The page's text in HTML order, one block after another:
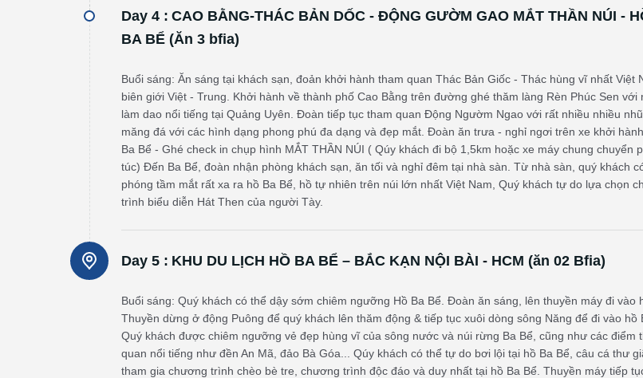
Day 4 : CAO BẰNG-THÁC BẢN DỐC - ĐỘNG GƯỜM GAO MẮT THẦN NÚI -
BA BỂ (Ăn 3 bfia)
Buổi sáng: Ăn sáng tại khách sạn, đoản khởi hành tham quan Thác Bản Giốc - Thác hùng vĩ nhất Việt
biên giới Việt - Trung. Khởi hành về thành phố Cao Bằng trên đường ghé thăm làng Rèn Phúc Sen với
làm dao nổi tiếng tại Quảng Uyên. Đoàn tiếp tục tham quan Động Ngườm Ngao với rất nhiều nhiều
măng đá với các hình dạng phong phú đa dạng và đẹp mắt. Đoàn ăn trưa - nghỉ ngơi trên xe khởi
Ba Bể - Ghé check in chụp hình MẮT THẦN NÚI ( Qúy khách đi bộ 1,5km hoặc xe máy chung chuyển
túc) Đến Ba Bể, đoàn nhận phòng khách sạn, ăn tối và nghỉ đêm tại nhà sàn. Từ nhà sàn, quý khách
phóng tầm mắt rất xa ra hồ Ba Bể, hồ tự nhiên trên núi lớn nhất Việt Nam, Quý khách tự do lựa chọn
trình biểu diễn Hát Then của người Tày.
Day 5 : KHU DU LỊCH HỒ BA BỂ – BẮC KẠN NỘI BÀI - HCM (ăn 02 Bfia)
Buổi sáng: Quý khách có thể dậy sớm chiêm ngưỡng Hồ Ba Bể. Đoàn ăn sáng, lên thuyền máy đi vào
Thuyền dừng ở động Puông để quý khách lên thăm động & tiếp tục xuôi dòng sông Năng để đi vào hồ
Quý khách được chiêm ngưỡng vẻ đẹp hùng vĩ của sông nước và núi rừng Ba Bể, cũng như các điểm
quan nổi tiếng như đền An Mã, đảo Bà Góa... Qúy khách có thể tự do bơi lội tại hồ Ba Bể, câu cá thư
tham gia chương trình chèo bè tre, chương trình độc đáo và duy nhất tại hồ Ba Bể. Thuyền máy tiếp